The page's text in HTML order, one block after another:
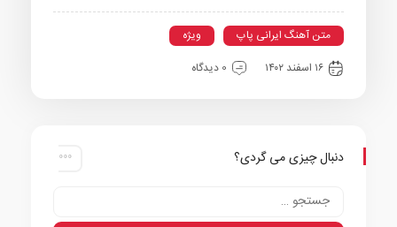
متن آهنگ ایرانی پاپ
ویژه
۱۶ اسفند ۱۴۰۲
0 دیدگاه
دنبال چیزی می گردی؟